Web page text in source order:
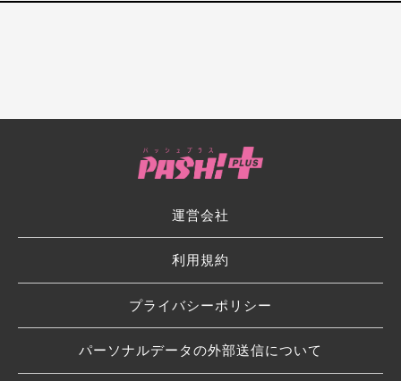
運営会社
利用規約
プライバシーポリシー
パーソナルデータの外部送信について